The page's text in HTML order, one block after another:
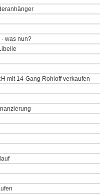
- was nun?
mit 14-Gang Rohloff verkaufen